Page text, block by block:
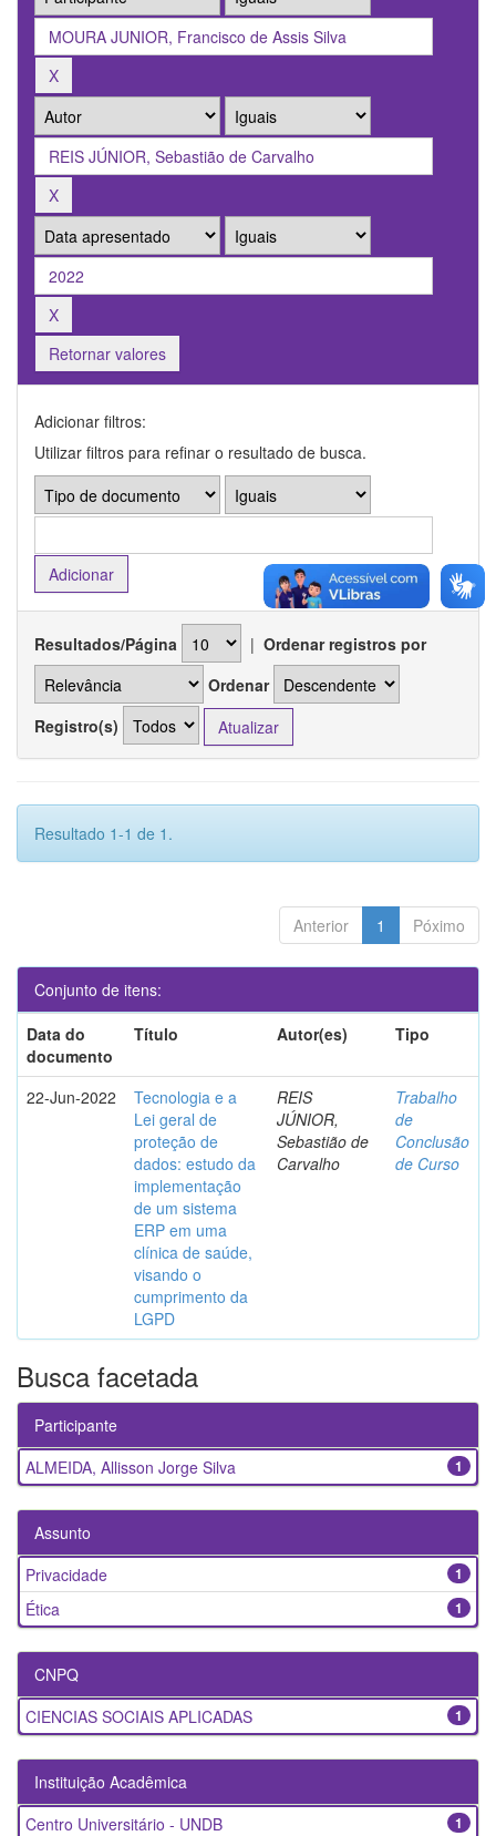
Retornar valores
Adicionar filtros:
Utilizar filtros para refinar o resultado de busca.
Resultados/Página | Ordenar registros por
Ordenar
Registro(s)
Resultado 1-1 de 1.
Anterior 1 Póximo
Conjunto de itens:
Data do
documento
Título Autor(es) Tipo
22-Jun-2022
Tecnologia e a
Lei geral de
proteção de
dados: estudo da
implementação
de um sistema
ERP em uma
clínica de saúde,
visando o
cumprimento da
LGPD
REIS
JÚNIOR,
Sebastião de
Carvalho
Trabalho
de
Conclusão
de Curso
Busca facetada
Participante
1
ALMEIDA, Allisson Jorge Silva
Assunto
1
Privacidade
1
Ética
CNPQ
1
CIENCIAS SOCIAIS APLICADAS
Instituição Acadêmica
1
Centro Universitário - UNDB